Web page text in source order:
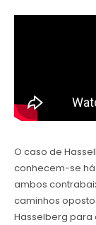
O caso de
conhecem-se há
ambos
caminhos
Hasselberg para